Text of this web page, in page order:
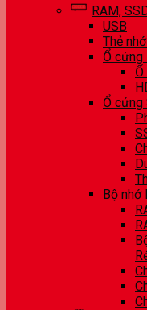
RAM,
USB
Thẻ
Ổ cứng
Ổ cứng
Bộ nhớ